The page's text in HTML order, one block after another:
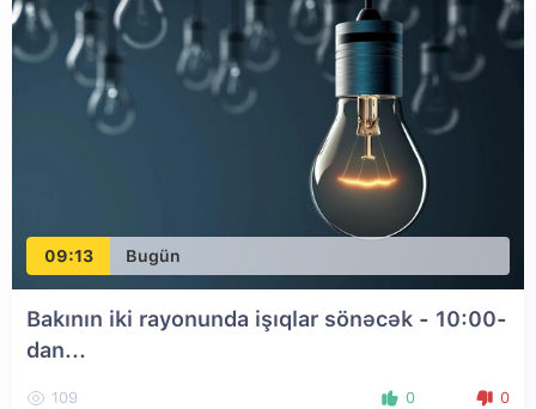
09:13 Bugün
Bakının iki rayonunda işıqlar sönəcək - 10:00-
dan...
109 0 0